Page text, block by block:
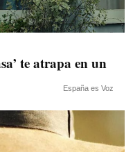
te atrapa en un
España es Voz